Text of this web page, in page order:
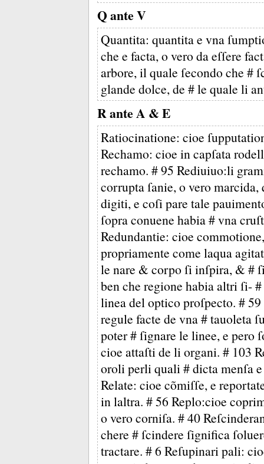
Q ante V
Quantita: quantita e vna
che e facta, o vero da eſſere
arbore, il quale ſecondo che #
glande dolce, de # le quale li
R ante A & E
Ratiocinatione: cioe
Rechamo: cioe in capſata
rechamo. # 95 Rediuiuo:li
corrupta ſanie, o vero
digiti, e coſi pare tale
ſopra conuene habia # vna
Redundantie: cioe
propriamente come laqua
le nare & corpo ſi inſpira, & #
ben che regione habia altri ſi-
linea del optico proſpecto. # 59
regule facte de vna # tauoleta
poter # ſignare le linee, e pero
cioe attaſti de li organi. # 103
oroli perli quali # dicta menſa
Relate: cioe cõmiſſe, e
in laltra. # 56 Replo:cioe
o vero corniſa. # 40
chere # ſcindere ſignifica
tractare. # 6 Reſupinari pali: